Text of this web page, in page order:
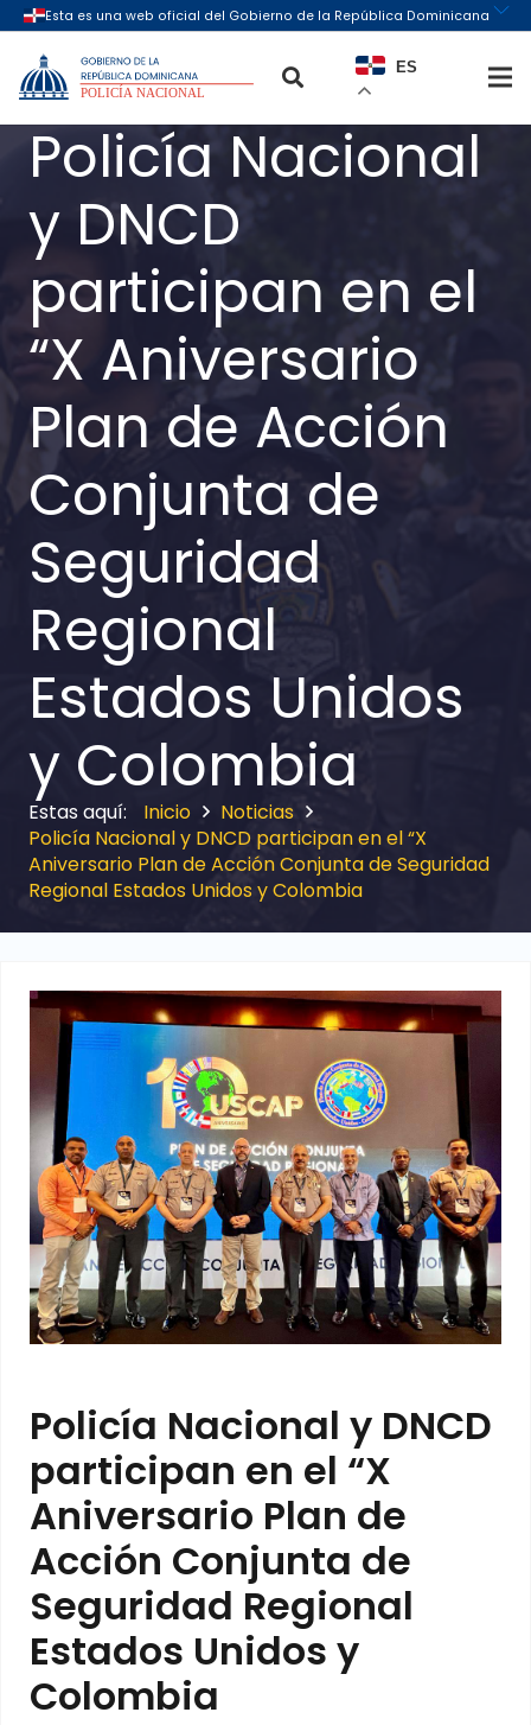
ES
Policía Nacional
y DNCD
participan en el
“X Aniversario
Plan de Acción
Conjunta de
Seguridad
Regional
Estados Unidos
y Colombia
Inicio
Noticias
Policía Nacional y DNCD participan en el “X
Aniversario Plan de Acción Conjunta de Seguridad
Regional Estados Unidos y Colombia
Policía Nacional y DNCD
participan en el “X
Aniversario Plan de
Acción Conjunta de
Seguridad Regional
Estados Unidos y
Colombia